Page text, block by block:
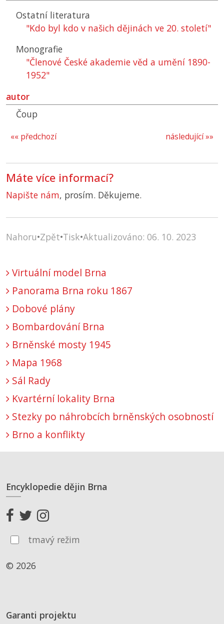
Ostatní literatura
"Kdo byl kdo v našich dějinách ve 20. století"
Monografie
"Členové České akademie věd a umění 1890-
1952"
autor
Čoup
následující »»
«« předchozí
Máte více informací?
Napište nám, prosím. Děkujeme.
Nahoru•Zpět•Tisk•Aktualizováno: 06. 10. 2023
Virtuální model Brna
Panorama Brna roku 1867
Dobové plány
Bombardování Brna
Brněnské mosty 1945
Mapa 1968
Sál Rady
Kvartérní lokality Brna
Stezky po náhrobcích brněnských osobností
Brno a konflikty
Encyklopedie dějin Brna
tmavý režim
© 2026
Garanti projektu